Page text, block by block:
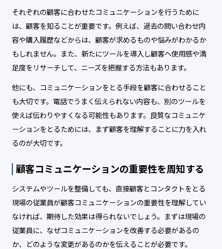
それぞれの顧客に合わせたコミュニケーションを行うために
は、顧客を知ることが重要です。例えば、過去の問い合わせ内
容や購入履歴などからは、顧客が求めるものや悩みがわかるか
もしれません。また、新たにツールを導入し顧客へ使用感や満
足度をリサーチして、ニーズを把握する方法もあります。
他にも、コミュニケーションをとる手段を顧客に合わせること
も大切です。電話でうまく伝えられない内容も、別のツールを
使えば伝わりやすくなる可能性もあります。良質なコミュニケ
ーションをとるためには、まず顧客を理解することに力を入れ
るのが大切です。
顧客コミュニケーションの重要性を周知する
システムやツールを整備しても、直接顧客とコンタクトをとる
現場の従業員が顧客コミュニケーションの重要性を理解してい
なければ、期待した効果は得られないでしょう。まずは現場の
従業員に、なぜコミュニケーションを改善する必要があるの
か、どのような変更があるのかを伝えることが必要です。